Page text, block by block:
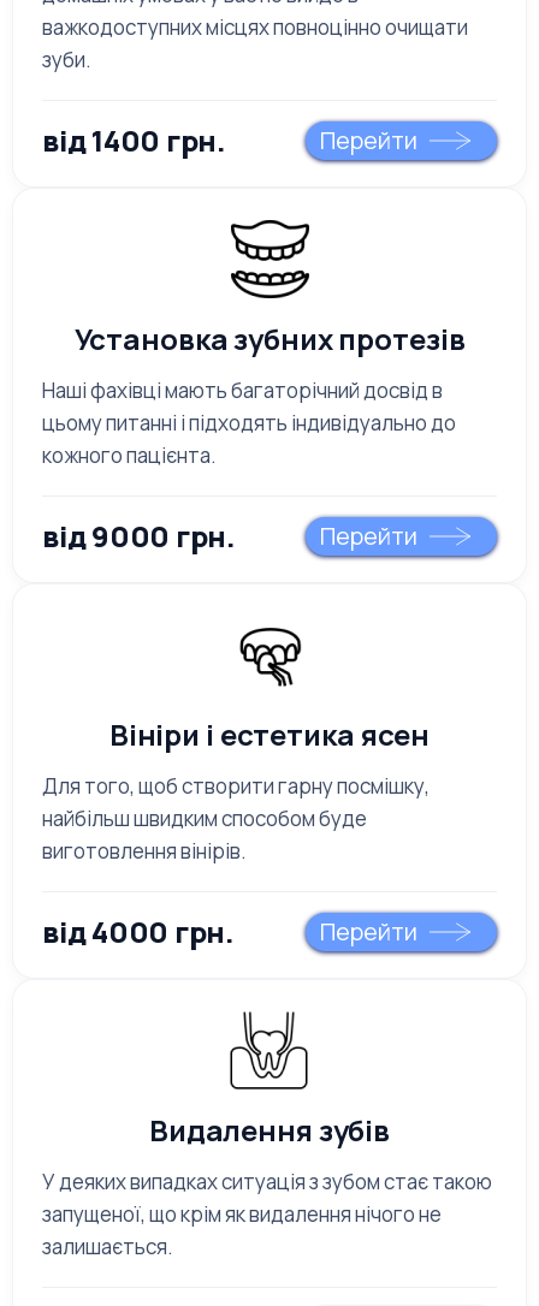
важкодоступних місцях повноцінно очищати
зуби.
від 1400 грн. Перейти
Установка зубних протезів
Наші фахівці мають багаторічний досвід в
цьому питанні і підходять індивідуально до
кожного пацієнта.
від 9000 грн. Перейти
Вініри і естетика ясен
Для того, щоб створити гарну посмішку,
найбільш швидким способом буде
виготовлення вінірів.
від 4000 грн. Перейти
Видалення зубів
У деяких випадках ситуація з зубом стає такою
запущеної, що крім як видалення нічого не
залишається.